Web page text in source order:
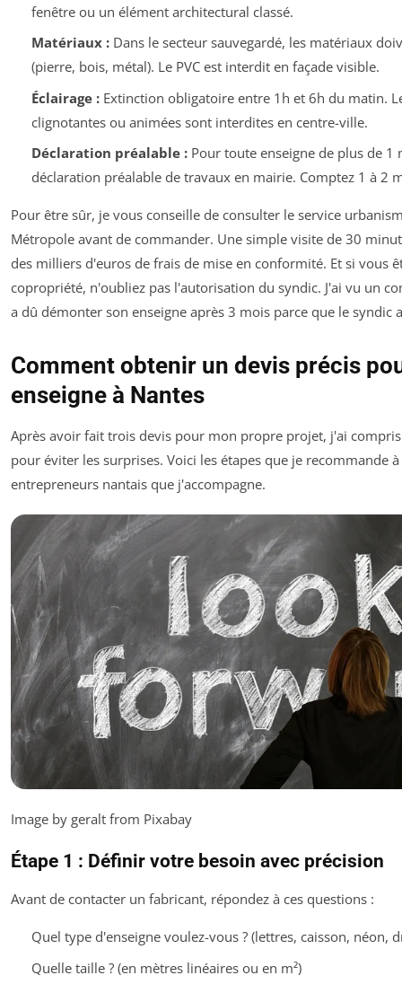
fenêtre ou un élément architectural classé.
Matériaux :Dans le secteur sauvegardé, les matériaux
(pierre, bois, métal). Le PVC est interdit en façade visible.
Éclairage :Extinction obligatoire entre 1h et 6h du matin.
clignotantes ou animées sont interdites en centre-ville.
Déclaration préalable :Pour toute enseigne de plus de 1
déclaration préalable de travaux en mairie. Comptez 1 à 2
Pour être sûr, je vous conseille de consulter le service
Métropole avant de commander. Une simple visite de 30
des milliers d'euros de frais de mise en conformité. Et si vous
copropriété, n'oubliez pas l'autorisation du syndic. J'ai vu un
a dû démonter son enseigne après 3 mois parce que le syndic
Comment obtenir un devis précis
enseigne à Nantes
Après avoir fait trois devis pour mon propre projet, j'ai
pour éviter les surprises. Voici les étapes que je recommande
entrepreneurs nantais que j'accompagne.
Image by geralt from Pixabay
Étape 1 : Définir votre besoin avec précision
Avant de contacter un fabricant, répondez à ces questions :
Quel type d'enseigne voulez-vous ? (lettres, caisson, néon,
Quelle taille ? (en mètres linéaires ou en m²)